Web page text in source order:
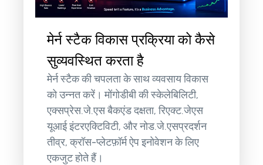
मेर्न स्टैक विकास प्रक्रिया को कैसे
सुव्यवस्थित करता है
मेर्न स्टैक की चपलता के साथ व्यवसाय विकास
को उन्नत करें। मोंगोडीबी की स्केलेबिलिटी,
एक्सप्रेस.जे.एस बैकएंड दक्षता, रिएक्ट.जेएस
यूआई इंटरएक्टिविटी, और नोड.जे.एसप्रदर्शन
तीव्र, क्रॉस-प्लेटफ़ॉर्म ऐप इनोवेशन के लिए
एकजुट होते हैं।